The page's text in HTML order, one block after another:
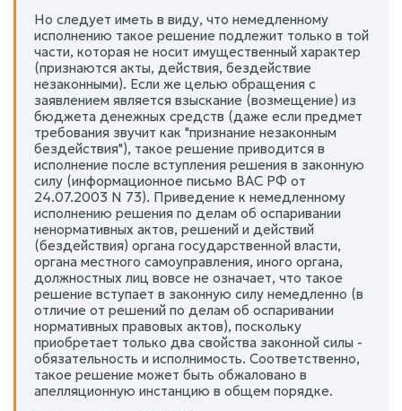
Но следует иметь в виду, что немедленному
исполнению такое решение подлежит только в той
части, которая не носит имущественный характер
(признаются акты, действия, бездействие
незаконными). Если же целью обращения с
заявлением является взыскание (возмещение) из
бюджета денежных средств (даже если предмет
требования звучит как "признание незаконным
бездействия"), такое решение приводится в
исполнение после вступления решения в законную
силу (информационное письмо ВАС РФ от
24.07.2003 N 73). Приведение к немедленному
исполнению решения по делам об оспаривании
ненормативных актов, решений и действий
(бездействия) органа государственной власти,
органа местного самоуправления, иного органа,
должностных лиц вовсе не означает, что такое
решение вступает в законную силу немедленно (в
отличие от решений по делам об оспаривании
нормативных правовых актов), поскольку
приобретает только два свойства законной силы -
обязательность и исполнимость. Соответственно,
такое решение может быть обжаловано в
апелляционную инстанцию в общем порядке.